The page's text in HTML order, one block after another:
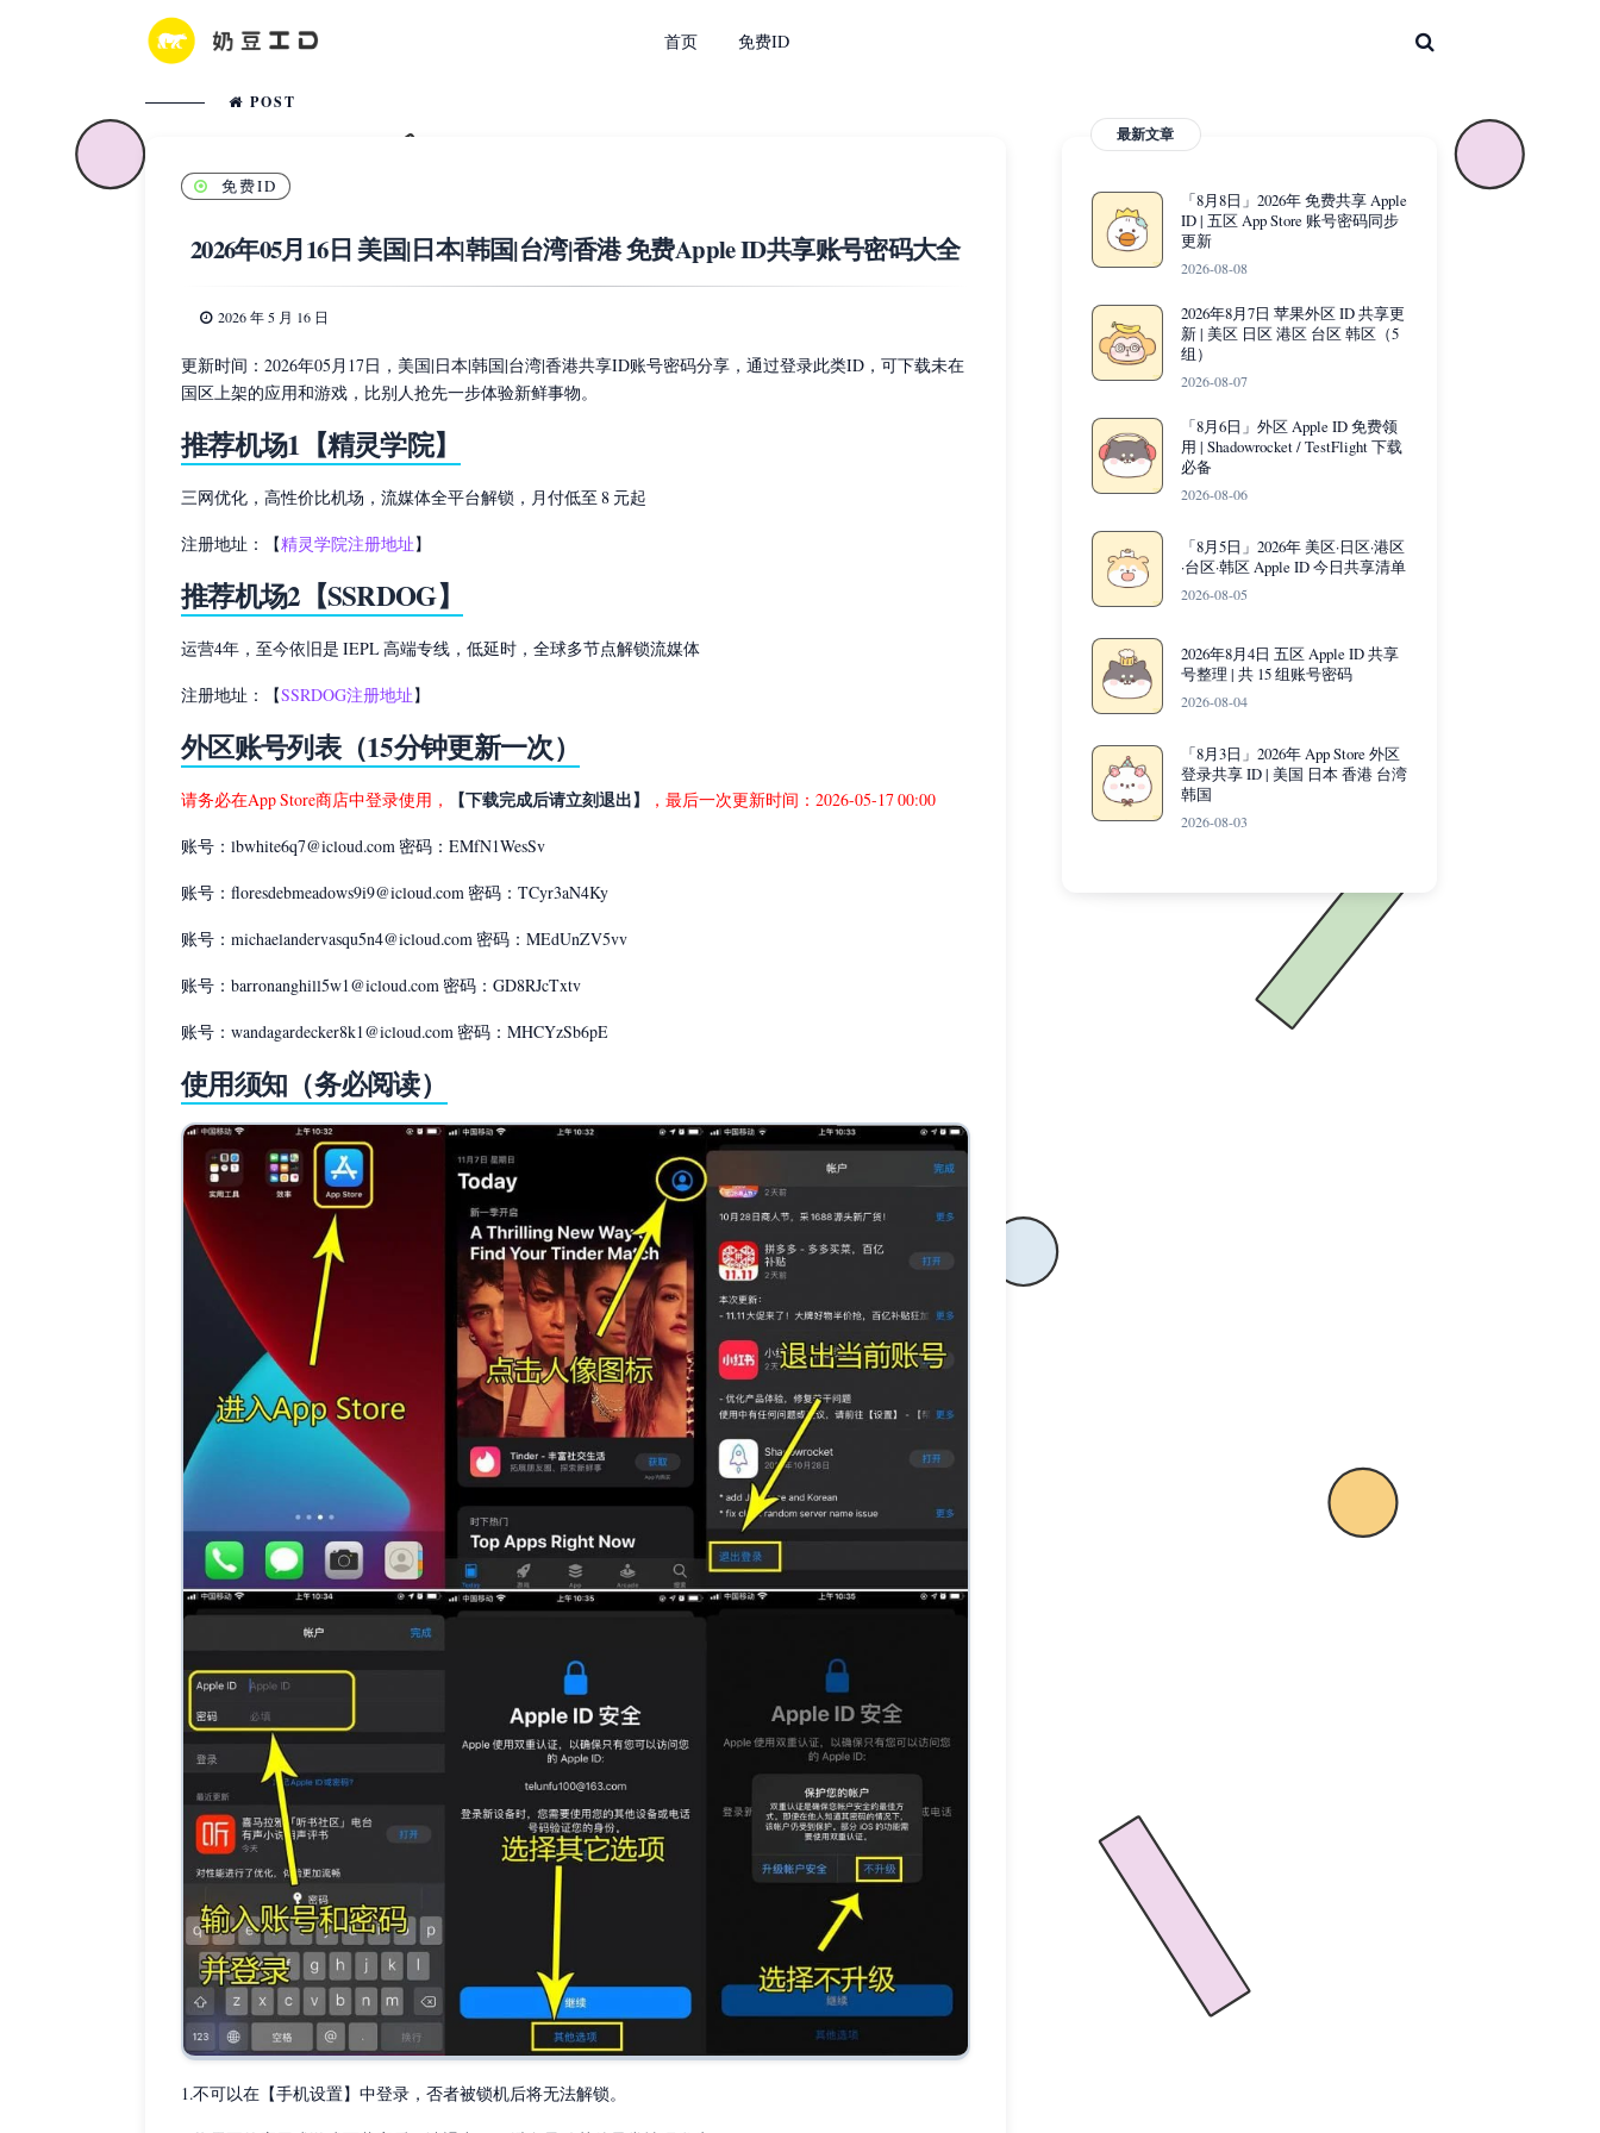
首页 免费ID
POST
免费ID
2026年05月16日 美国|日本|韩国|台湾|香港 免费Apple ID共享账号密码大全
2026 年 5 月 16 日
更新时间：2026年05月17日，美国|日本|韩国|台湾|香港共享ID账号密码分享，通过登录此类ID，可下载未在
国区上架的应用和游戏，比别人抢先一步体验新鲜事物。
推荐机场1【精灵学院】
三网优化，高性价比机场，流媒体全平台解锁，月付低至 8 元起
注册地址：【精灵学院注册地址】
推荐机场2【SSRDOG】
运营4年，至今依旧是 IEPL 高端专线，低延时，全球多节点解锁流媒体
注册地址：【SSRDOG注册地址】
外区账号列表（15分钟更新一次）
请务必在App Store商店中登录使用， 【下载完成后请立刻退出】 ，最后一次更新时间：2026-05-17 00:00
账号：lbwhite6q7@icloud.com 密码：EMfN1WesSv
账号：floresdebmeadows9i9@icloud.com 密码：TCyr3aN4Ky
账号：michaelandervasqu5n4@icloud.com 密码：MEdUnZV5vv
账号：barronanghill5w1@icloud.com 密码：GD8RJcTxtv
账号：wandagardecker8k1@icloud.com 密码：MHCYzSb6pE
使用须知（务必阅读）
1.不可以在【手机设置】中登录，否者被锁机后将无法解锁。
最新文章
「8月8日」2026年 免费共享 Apple
ID | 五区 App Store 账号密码同步
更新
2026-08-08
2026年8月7日 苹果外区 ID 共享更
新 | 美区 日区 港区 台区 韩区（5
组）
2026-08-07
「8月6日」外区 Apple ID 免费领
用 | Shadowrocket / TestFlight 下载
必备
2026-08-06
「8月5日」2026年 美区·日区·港区
·台区·韩区 Apple ID 今日共享清单
2026-08-05
2026年8月4日 五区 Apple ID 共享
号整理 | 共 15 组账号密码
2026-08-04
「8月3日」2026年 App Store 外区
登录共享 ID | 美国 日本 香港 台湾
韩国
2026-08-03